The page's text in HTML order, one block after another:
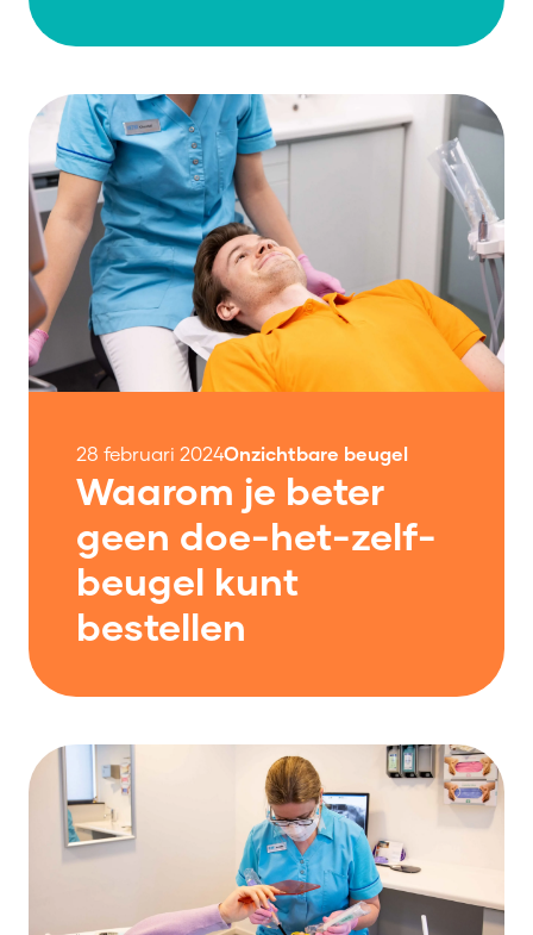
28 februari 2024Onzichtbare beugel
Waarom je beter
geen doe-het-zelf-
beugel kunt
bestellen